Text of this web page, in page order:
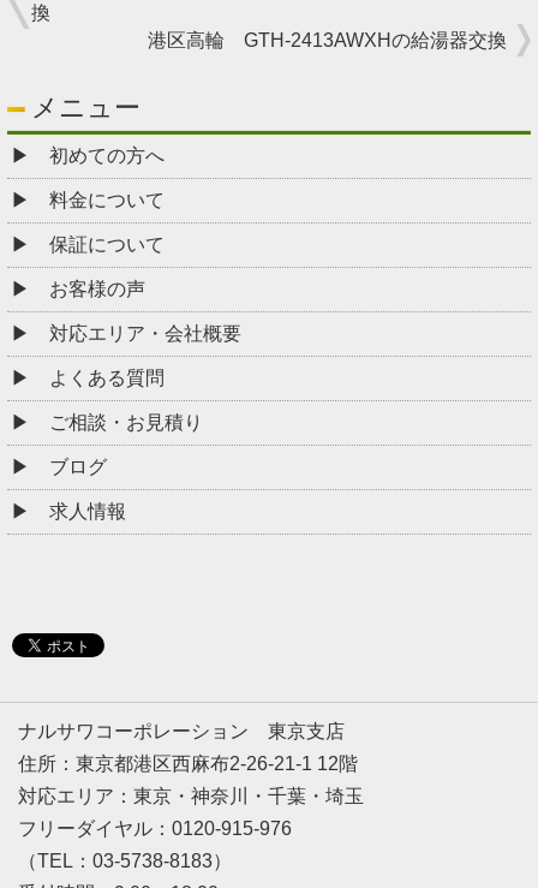
換
港区高輪 GTH-2413AWXHの給湯器交換
メニュー
初めての方へ
料金について
保証について
お客様の声
対応エリア・会社概要
よくある質問
ご相談・お見積り
ブログ
求人情報
ナルサワコーポレーション 東京支店
住所：東京都港区西麻布2-26-21-1 12階
対応エリア：東京・神奈川・千葉・埼玉
フリーダイヤル：0120-915-976
（TEL：03-5738-8183）